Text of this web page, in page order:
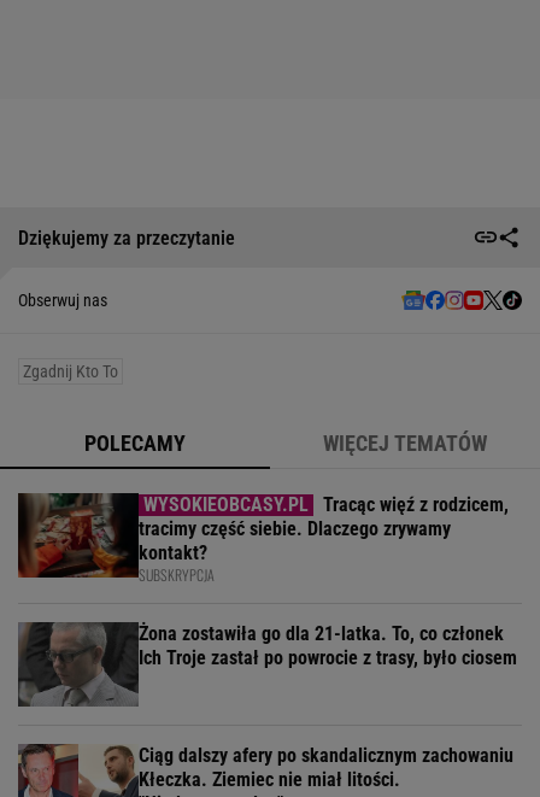
Dziękujemy za przeczytanie
Obserwuj nas
Zgadnij Kto To
POLECAMY WIĘCEJ TEMATÓW
Tracąc więź z rodzicem,
tracimy część siebie. Dlaczego zrywamy
kontakt?
SUBSKRYPCJA
Żona zostawiła go dla 21-latka. To, co członek
Ich Troje zastał po powrocie z trasy, było ciosem
Ciąg dalszy afery po skandalicznym zachowaniu
Kłeczka. Ziemiec nie miał litości.